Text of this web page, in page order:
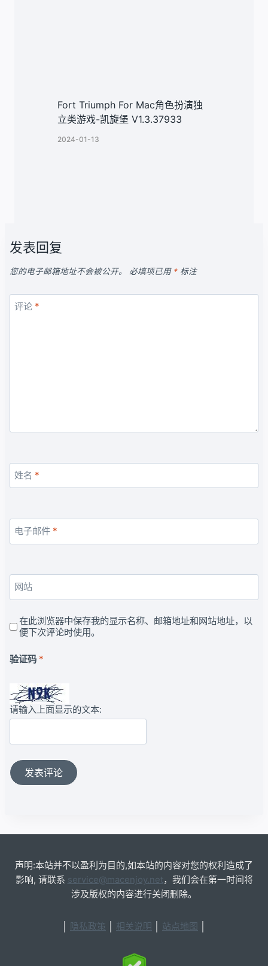
Fort Triumph For Mac角色扮演独
立类游戏-凯旋堡 V1.3.37933
2024-01-13
发表回复
您的电子邮箱地址不会被公开。 必填项已用 * 标注
评论 *
姓名 *
电子邮件 *
网站
在此浏览器中保存我的显示名称、邮箱地址和网站地址，以
便下次评论时使用。
验证码 *
请输入上面显示的文本:
声明:本站并不以盈利为目的,如本站的内容对您的权利造成了
影响, 请联系 service@macenjoy.net，我们会在第一时间将
涉及版权的内容进行关闭删除。
隐私政策 相关说明 站点地图